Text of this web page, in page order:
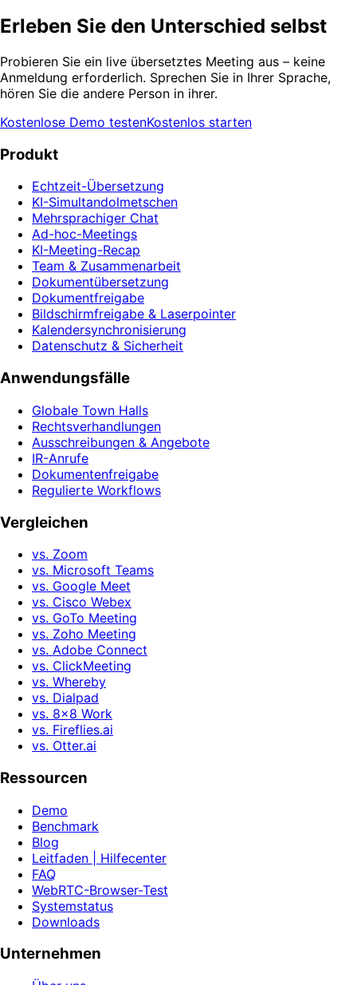
Erleben Sie den Unterschied selbst
Probieren Sie ein live übersetztes Meeting aus – keine
Anmeldung erforderlich. Sprechen Sie in Ihrer Sprache,
hören Sie die andere Person in ihrer.
Kostenlose Demo testenKostenlos starten
Produkt
Echtzeit-Übersetzung
KI-Simultandolmetschen
Mehrsprachiger Chat
Ad-hoc-Meetings
KI-Meeting-Recap
Team & Zusammenarbeit
Dokumentübersetzung
Dokumentfreigabe
Bildschirmfreigabe & Laserpointer
Kalendersynchronisierung
Datenschutz & Sicherheit
Anwendungsfälle
Globale Town Halls
Rechtsverhandlungen
Ausschreibungen & Angebote
IR-Anrufe
Dokumentenfreigabe
Regulierte Workflows
Vergleichen
vs. Zoom
vs. Microsoft Teams
vs. Google Meet
vs. Cisco Webex
vs. GoTo Meeting
vs. Zoho Meeting
vs. Adobe Connect
vs. ClickMeeting
vs. Whereby
vs. Dialpad
vs. 8x8 Work
vs. Fireflies.ai
vs. Otter.ai
Ressourcen
Demo
Benchmark
Blog
Leitfaden | Hilfecenter
FAQ
WebRTC-Browser-Test
Systemstatus
Downloads
Unternehmen